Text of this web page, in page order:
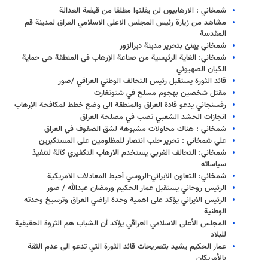
شمخاني : الارهابيون لن يفلتوا مطلقا من قبضة العدالة
مشاهد من زيارة رئيس المجلس الاعلى الاسلامي العراق لمدينة قم
المقدسة
شمخاني يهنئ بتحرير مدينة ديرالزور
شمخاني: الغاية الرئيسية من صناعة الإرهاب في المنطقة هي حماية
الكيان الصهيوني
قائد الثورة يستقبل رئيس التحالف الوطني العراقي /صور
مقتل شخصين بهجوم مسلح في شتوتغارت
رفسنجاني يدعو قادة العراق والمنطقة الى وضع خطط لمكافحة الإرهاب
انجازات الحشد الشعبي تصب في مصلحة العراق
شمخاني : هناك محاولات مشبوهة لشق الصفوف في العراق
علي شمخاني : تحرير حلب انتصار للمظلومين على المستكبرين
شمخاني: التحالف الغربي يستخدم الارهاب التكفيري كآلة لتنفيذ
سياساته
شمخاني: التعاون الايراني-الروسي أحبط المعادلات الامريكية
الرئيس روحاني يستقبل عمار الحكيم ورمضان عبدالله / صور
الرئيس الايراني يؤكد على اهمية وحدة اراضي العراق وترسيخ وحدته
الوطنية
المجلس الأعلى الاسلامي العراقي يؤكد أن الشباب هم الثروة الحقيقية
للبلاد
عمار الحكيم يشيد بتصريحات قائد الثورة التي تدعو الى عدم الثقة